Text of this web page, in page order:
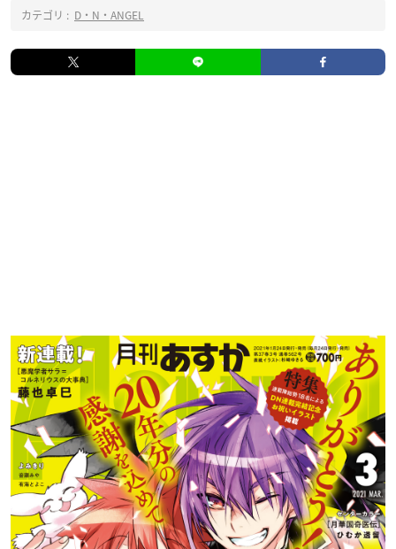
カテゴリ : D・N・ANGEL